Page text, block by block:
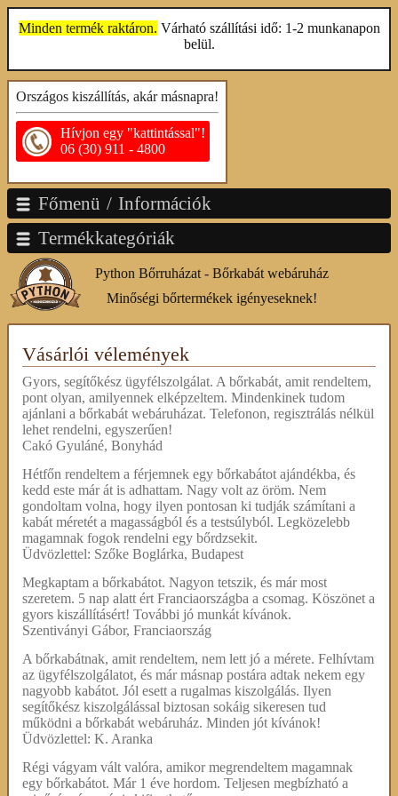
Minden termék raktáron. Várható szállítási idő: 1-2 munkanapon
belül.
Országos kiszállítás, akár másnapra!
Hívjon egy "kattintással"!
06 (30) 911 - 4800
Főmenü / Információk
Termékkategóriák
Python Bőrruházat - Bőrkabát webáruház
Minőségi bőrtermékek igényeseknek!
Vásárlói vélemények
Gyors, segítőkész ügyfélszolgálat. A bőrkabát, amit rendeltem,
pont olyan, amilyennek elképzeltem. Mindenkinek tudom
ajánlani a bőrkabát webáruházat. Telefonon, regisztrálás nélkül
lehet rendelni, egyszerűen!
Cakó Gyuláné, Bonyhád
Hétfőn rendeltem a férjemnek egy bőrkabátot ajándékba, és
kedd este már át is adhattam. Nagy volt az öröm. Nem
gondoltam volna, hogy ilyen pontosan ki tudják számítani a
kabát méretét a magasságból és a testsúlyból. Legközelebb
magamnak fogok rendelni egy bőrdzsekit.
Üdvözlettel: Szőke Boglárka, Budapest
Megkaptam a bőrkabátot. Nagyon tetszik, és már most
szeretem. 5 nap alatt ért Franciaországba a csomag. Köszönet a
gyors kiszállításért! További jó munkát kívánok.
Szentiványi Gábor, Franciaország
A bőrkabátnak, amit rendeltem, nem lett jó a mérete. Felhívtam
az ügyfélszolgálatot, és már másnap postára adtak nekem egy
nagyobb kabátot. Jól esett a rugalmas kiszolgálás. Ilyen
segítőkész kiszolgálással biztosan sokáig sikeresen tud
működni a bőrkabát webáruház. Minden jót kívánok!
Üdvözlettel: K. Aranka
Régi vágyam vált valóra, amikor megrendeltem magamnak
egy bőrkabátot. Már 1 éve hordom. Teljesen megbízható a